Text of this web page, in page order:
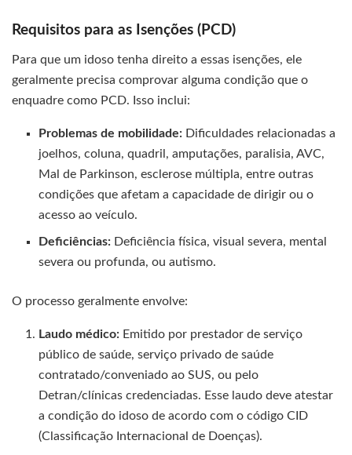
Requisitos para as Isenções (PCD)
Para que um idoso tenha direito a essas isenções, ele
geralmente precisa comprovar alguma condição que o
enquadre como PCD. Isso inclui:
Problemas de mobilidade: Dificuldades relacionadas a
joelhos, coluna, quadril, amputações, paralisia, AVC,
Mal de Parkinson, esclerose múltipla, entre outras
condições que afetam a capacidade de dirigir ou o
acesso ao veículo.
Deficiências: Deficiência física, visual severa, mental
severa ou profunda, ou autismo.
O processo geralmente envolve:
Laudo médico: Emitido por prestador de serviço
público de saúde, serviço privado de saúde
contratado/conveniado ao SUS, ou pelo
Detran/clínicas credenciadas. Esse laudo deve atestar
a condição do idoso de acordo com o código CID
(Classificação Internacional de Doenças).